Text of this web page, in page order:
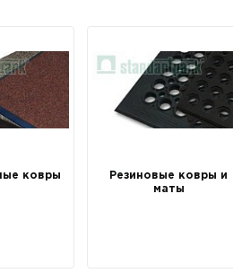
ковры
Резиновые ковры и
маты